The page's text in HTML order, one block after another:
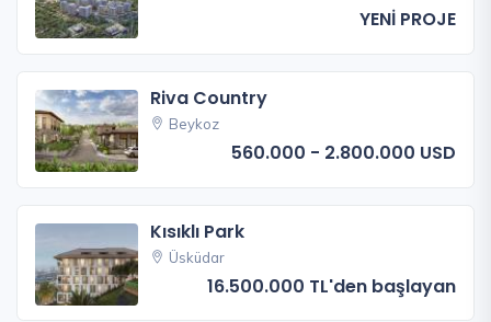
YENİ PROJE
Riva Country
Beykoz
560.000 - 2.800.000 USD
Kısıklı Park
Üsküdar
16.500.000 TL'den başlayan